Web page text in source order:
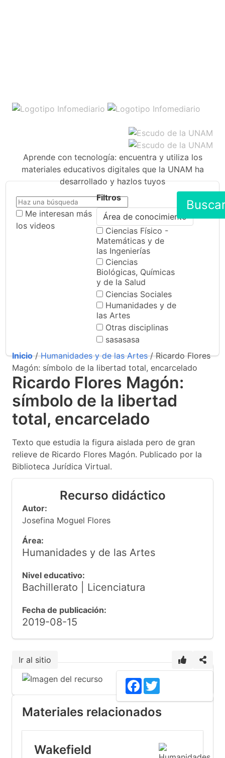
Aprende con tecnología: encuentra y utiliza los
materiales educativos digitales que la UNAM ha
desarrollado y hazlos tuyos
Me interesan más
los videos
Filtros
Área de conocimiento
Ciencias Físico -
Matemáticas y de
las Ingenierías
Ciencias
Biológicas, Químicas
y de la Salud
Ciencias Sociales
Humanidades y de
las Artes
Otras disciplinas
sasasasa
Inicio/Humanidades y de las Artes/ Ricardo Flores
Magón: símbolo de la libertad total, encarcelado
Ricardo Flores Magón:
símbolo de la libertad
total, encarcelado
Texto que estudia la figura aislada pero de gran
relieve de Ricardo Flores Magón. Publicado por la
Biblioteca Jurídica Virtual.
Recurso didáctico
Autor:
Josefina Moguel Flores
Área:
Humanidades y de las Artes
Nivel educativo:
Bachillerato | Licenciatura
Fecha de publicación:
2019-08-15
Ir al sitio
Facebook
Materiales relacionados
Wakefield